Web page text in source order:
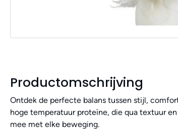
Productomschrijving
Ontdek de perfecte balans tussen stijl,
hoge temperatuur proteïne, die qua textuur
mee met elke beweging.